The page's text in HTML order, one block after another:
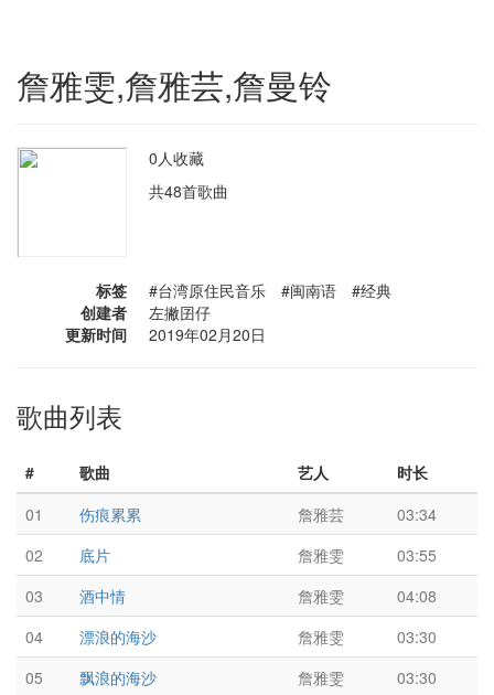
詹雅雯,詹雅芸,詹曼铃
0人收藏
共48首歌曲
标签
#台湾原住民音乐 #闽南语 #经典
创建者
左撇囝仔
更新时间
2019年02月20日
歌曲列表
# 歌曲 艺人
时长
01
伤痕累累 詹雅芸
03:34
02
底片 詹雅雯
03:55
03
酒中情 詹雅雯
04:08
04
漂浪的海沙 詹雅雯
03:30
05
飘浪的海沙 詹雅雯
03:30